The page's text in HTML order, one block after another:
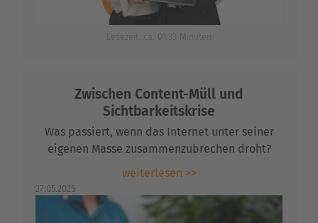
Lesezeit: ca. 01:33 Minuten
Zwischen Content-Müll und
Sichtbarkeitskrise
Was passiert, wenn das Internet unter seiner
eigenen Masse zusammenzubrechen droht?
weiterlesen >>
27.05.2025